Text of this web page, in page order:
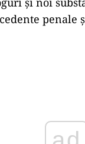
penale